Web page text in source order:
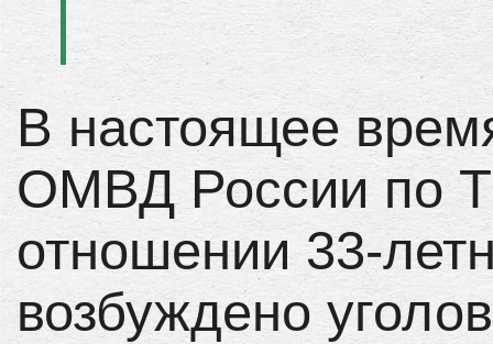
В настоящее
ОМВД России по
отношении 33-
возбуждено